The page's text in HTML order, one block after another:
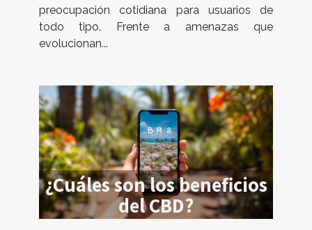
preocupación cotidiana para usuarios de
todo tipo. Frente a amenazas que
evolucionan...
¿Cuáles son los beneficios
del CBD?